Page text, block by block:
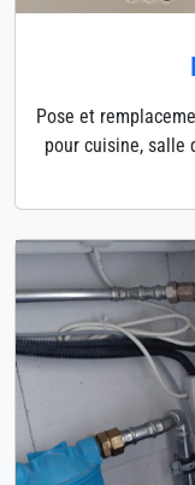
Pose et
pour cuisine, salle